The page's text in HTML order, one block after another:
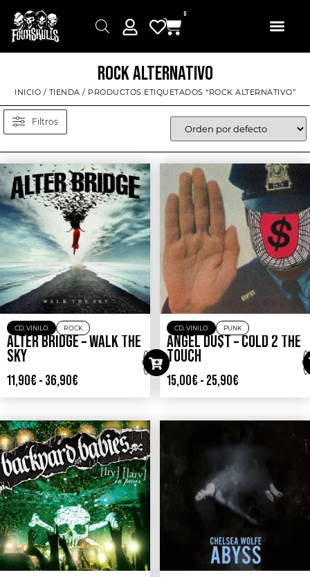
0
ROCK ALTERNATIVO
INICIO / TIENDA / PRODUCTOS ETIQUETADOS “ROCK ALTERNATIVO”
Filtros
CD, VINILO ROCK
ALTER BRIDGE – WALK THE
SKY
11,90€ - 36,90€
CD, VINILO PUNK
ANGEL DU$T – COLD 2 THE
TOUCH
15,00€ - 25,90€